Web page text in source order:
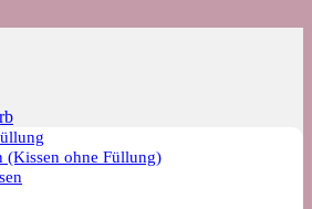
(Kissen ohne Füllung)